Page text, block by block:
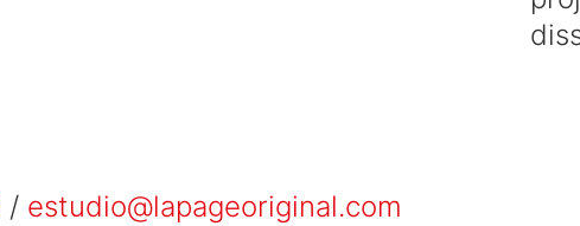
/ estudio@lapageoriginal.com